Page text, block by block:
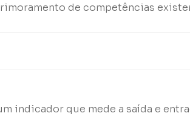
de competências
indicador que mede a saída e